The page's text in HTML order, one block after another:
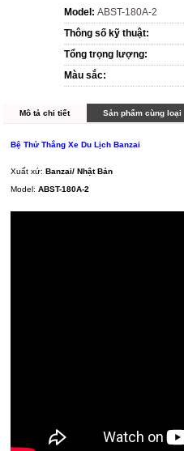
Model:ABST-180A-2
Thông số kỹ thuật:
Tổng trọng lượng:
Màu sắc:
Mô tả chi tiết Sản phẩm cùng loại
Bệ Thử Thắng Xe Du Lịch Banzai
Xuất xứ:Banzai/ Nhật Bản
Model:ABST-180A-2